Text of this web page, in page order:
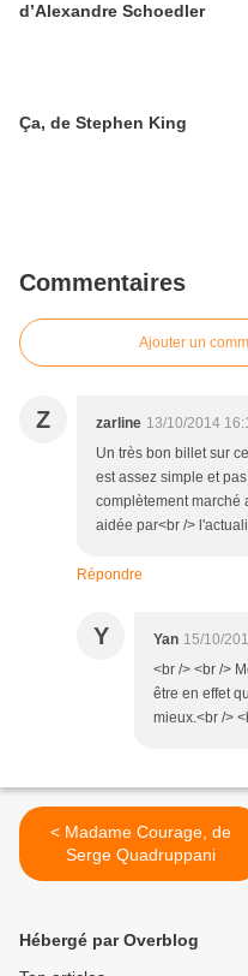
d’Alexandre Schoedler
Ça, de Stephen King
Commentaires
Ajouter un
Z zarline 13/10/2014
Un très bon billet sur
est assez simple et
complètement marché
aidée par<br />
Répondre
Y Yan 15/10/
<br /> <br />
être en effet
mieux.<br />
< Madame Courage, de
Serge Quadruppani
Hébergé par Overblog